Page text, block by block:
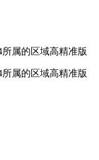
属的区域高精准版
属的区域高精准版